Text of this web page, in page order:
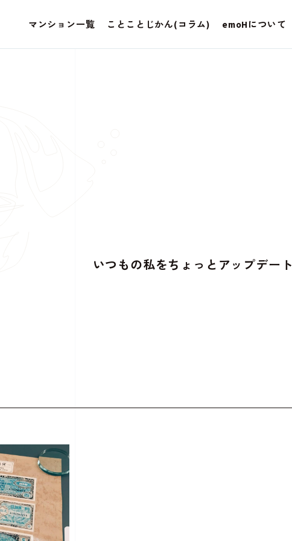
マンション一覧 ことことじかん(コラム) emoHについて
いつもの私をちょっとアップデート